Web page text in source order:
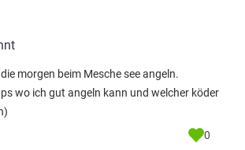
morgen beim Mesche see angeln.
wo ich gut angeln kann und welcher köder
0